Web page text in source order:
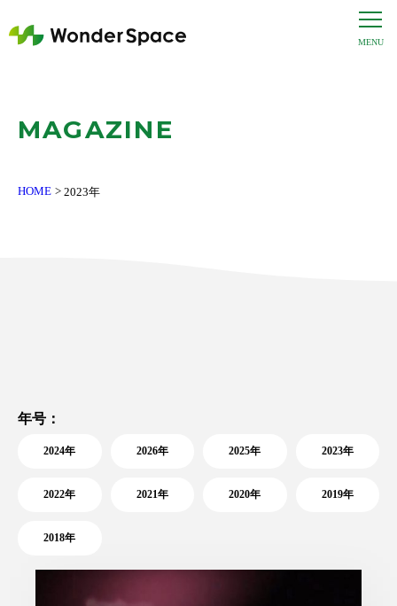
MAGAZINE
HOME 2023年
年号：
2024年 2026年 2025年 2023年
2022年 2021年 2020年 2019年
2018年